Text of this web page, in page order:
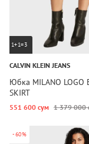
1+1=3
CALVIN KLEIN JEANS
Юбка MILANO LOGO
SKIRT
551 600 сум 1 379 000
-60%